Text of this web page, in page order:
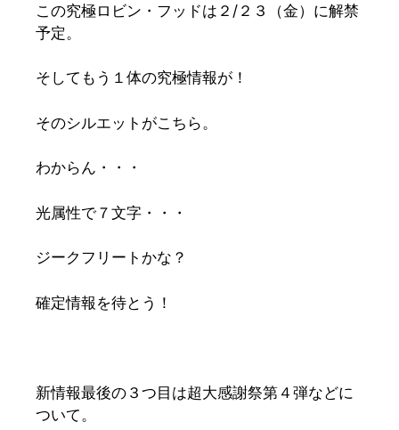
この究極ロビン・フッドは２/２３（金）に解禁
予定。
そしてもう１体の究極情報が！
そのシルエットがこちら。
わからん・・・
光属性で７文字・・・
ジークフリートかな？
確定情報を待とう！
新情報最後の３つ目は超大感謝祭第４弾などに
ついて。